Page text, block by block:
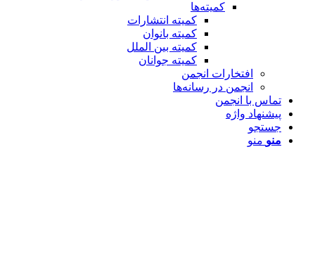
کمیته‌ها
کمیته انتشارات
کمیته بانوان
کمیته بین الملل
کمیته جوانان
افتخارات انجمن
انجمن در رسانه‌ها
تماس با انجمن
پیشنهاد واژه
جستجو
منو منو